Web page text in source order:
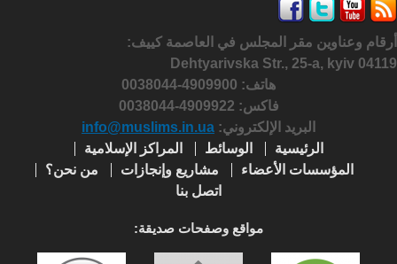
أرقام وعناوين مقر المجلس في العاصمة كييف:
Dehtyarivska Str., 25-a, kyiv 04119
هاتف: 4909900-0038044
فاكس: 4909922-0038044
البريد الإلكتروني: info@muslims.in.ua
الرئيسية
الوسائط
المراكز الإسلامية
المؤسسات الأعضاء
مشاريع وإنجازات
من نحن؟
اتصل بنا
مواقع وصفحات صديقة: